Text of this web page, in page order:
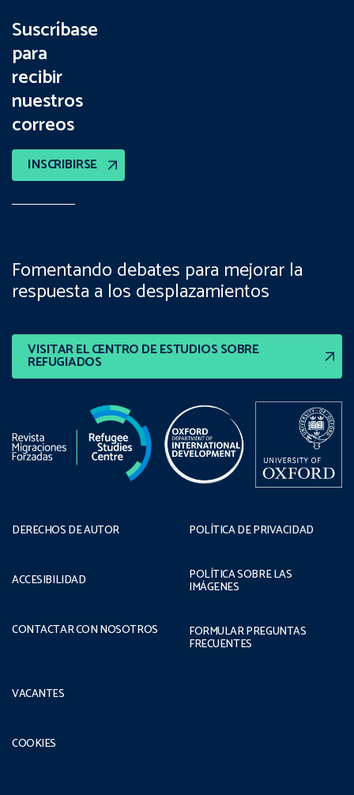
Suscríbase
para
recibir
nuestros
correos
INSCRIBIRSE
VISITAR EL CENTRO DE ESTUDIOS SOBRE
REFUGIADOS
Fomentando debates para mejorar la
respuesta a los desplazamientos
DERECHOS DE AUTOR
ACCESIBILIDAD
CONTACTAR CON NOSOTROS
POLÍTICA DE PRIVACIDAD
POLÍTICA SOBRE LAS
IMÁGENES
FORMULAR PREGUNTAS
FRECUENTES
VACANTES
COOKIES